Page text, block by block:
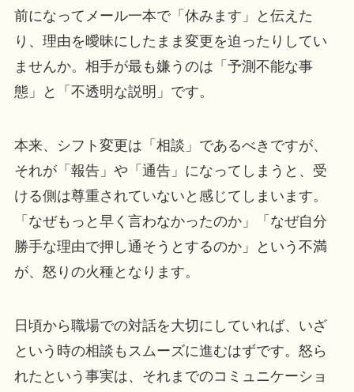
前になってメール一本で「休みます」と伝えた
り、理由を曖昧にしたまま変更を迫ったりしてい
ませんか。相手が最も嫌うのは「予測不能な事
態」と「不透明な説明」です。
本来、シフト変更は「相談」であるべきですが、
それが「報告」や「通告」になってしまうと、受
ける側は尊重されていないと感じてしまいます。
「なぜもっと早く言わなかったのか」「なぜ自分
勝手な理由で押し通そうとするのか」という不満
が、怒りの火種となります。
日頃から職場での対話を大切にしていれば、いざ
という時の相談もスムーズに進むはずです。怒ら
れたという事実は、それまでのコミュニケーショ